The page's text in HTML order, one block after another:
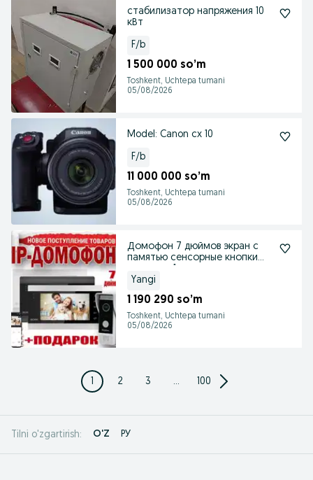
стабилизатор напряжения 10
кВт
F/b
1 500 000 so’m
Toshkent, Uchtepa tumani
05/08/2026
Model: Canon cx 10
F/b
11 000 000 so’m
Toshkent, Uchtepa tumani
05/08/2026
Домофон 7 дюймов экран с
памятью сенсорные кнопки
Yangi
1 190 290 so’m
Toshkent, Uchtepa tumani
05/08/2026
1 2 3 ... 100
Tilni o'zgartirish: O'Z РУ